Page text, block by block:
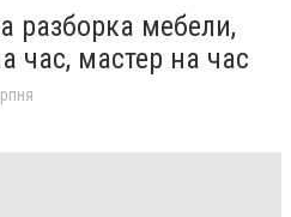
разборка мебели,
час, мастер на час